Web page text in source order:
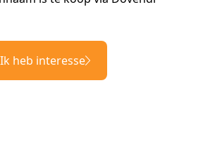
Ik heb interesse